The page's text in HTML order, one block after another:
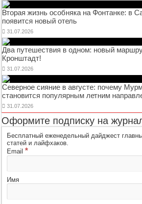
Вторая жизнь особняка на Фонтанке: в
появится новый отель
31.07.2026
Два путешествия в одном: новый
Кронштадт!
31.07.2026
Северное сияние в августе: почему
становится популярным летним
31.07.2026
Оформите подписку на
Бесплатный еженедельный дайджест
статей и лайфхаков.
Email*
Имя